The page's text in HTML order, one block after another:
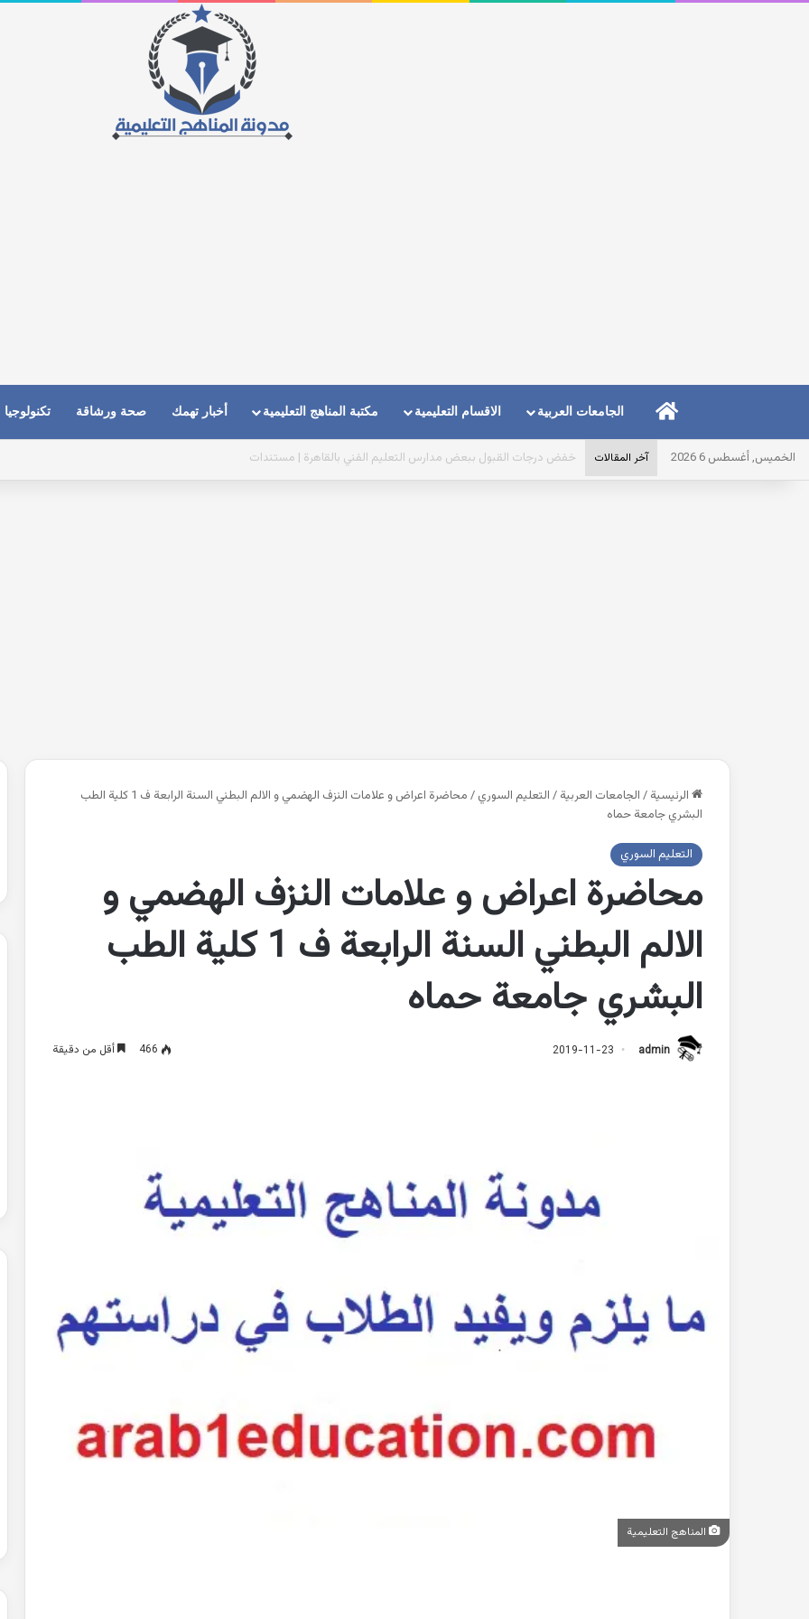
الرئيسيةالجامعات العربية الاقسام التعليمية مكتبة المناهج التعليمية أخبار تهمك صحة ورشاقة تكنولوجيا
الخميس, أغسطس 6 2026 آخر المقالات الجامعة السورية التركية في دمشق.. ماذا تتضمن اتفاقية التعاون الجديدة بين سوريا وتركيا؟
الرئيسية / الجامعات العربية / التعليم السوري /
محاضرة اعراض و علامات النزف الهضمي و الالم البطني السنة الرابعة ف 1 كلية الطب
البشري جامعة حماه
التعليم السوري
محاضرة اعراض و علامات النزف الهضمي و
الالم البطني السنة الرابعة ف 1 كلية الطب
البشري جامعة حماه
admin
2019-11-23
466 أقل من دقيقة
المناهج التعليمية